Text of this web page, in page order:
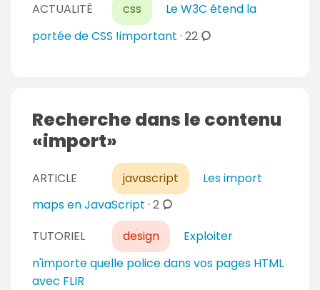
ACTUALITÉ css
Le W3C étend la
portée de CSS !important · 22c
n
s
Recherche dans le contenu
import
ARTICLE javascript
Les import
maps en JavaScript · 2c
o
m
m
TUTORIEL design
Exploiter
n'importe quelle police dans vos pages HTML
avec FLIR